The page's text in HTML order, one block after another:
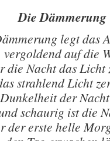
Die Dämmerung
legt das
vergoldend auf die
die Nacht das Licht
strahlend Licht
der
schaurig ist die
der erste helle